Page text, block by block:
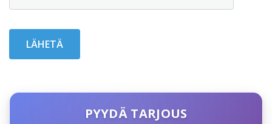
PYYDÄ TARJOUS